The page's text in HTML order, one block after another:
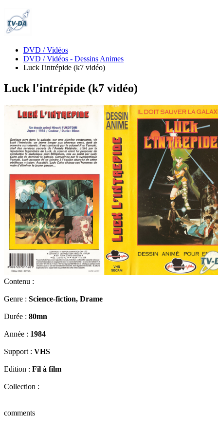
DVD / Vidéos
DVD / Vidéos - Dessins Animes
Luck l'intrépide (k7 vidéo)
Luck l'intrépide (k7 vidéo)
Contenu :
Genre : Science-fiction, Drame
Durée : 80mn
Année : 1984
Support : VHS
Edition : Fil à film
Collection :
comments